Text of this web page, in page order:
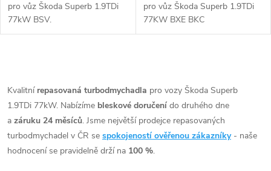
pro vůz Škoda Superb 1.9TDi
77kW BSV.
pro vůz Škoda Superb 1.9TDi
77KW BXE BKC
v
l
á
Kvalitní repasovaná turbodmychadla pro vozy Škoda Superb
1.9TDi 77kW. Nabízíme bleskové doručení do druhého dne
a záruku 24 měsíců. Jsme největší prodejce repasovaných
turbodmychadel v ČR se spokojeností ověřenou zákazníky - naše
hodnocení se pravidelně drží na 100 %.